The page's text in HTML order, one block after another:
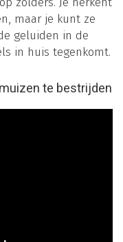
maar je kunt ze
geluiden in de
in huis tegenkomt.
te bestrijden